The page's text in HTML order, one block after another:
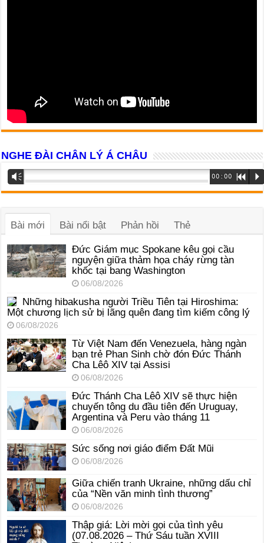
NGHE ĐÀI CHÂN LÝ Á CHÂU
Trình
phát
âm
Vm 00:00 R P
Bài mới Bài nổi bật Phản hồi Thẻ
Đức Giám mục Spokane kêu gọi cầu
nguyện giữa thảm họa cháy rừng tàn
khốc tại bang Washington
06/08/2026
Những hibakusha người Triều Tiên tại Hiroshima:
Một chương lịch sử bị lãng quên đang tìm kiếm công lý
06/08/2026
Từ Việt Nam đến Venezuela, hàng ngàn
bạn trẻ Phan Sinh chờ đón Đức Thánh
Cha Lêô XIV tại Assisi
06/08/2026
Đức Thánh Cha Lêô XIV sẽ thực hiện
chuyến tông du đầu tiên đến Uruguay,
Argentina và Peru vào tháng 11
06/08/2026
Sức sống nơi giáo điểm Đất Mũi
06/08/2026
Giữa chiến tranh Ukraine, những dấu chỉ
của “Nền văn minh tình thương”
06/08/2026
Thập giá: Lời mời gọi của tình yêu
(07.08.2026 – Thứ Sáu tuần XVIII